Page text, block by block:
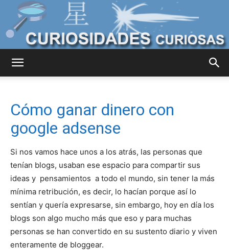
Curiosas
del
Mundo
Cómo ganar dinero con
google adsense
Si nos vamos hace unos a los atrás, las personas que
tenían blogs, usaban ese espacio para compartir sus
ideas y pensamientos a todo el mundo, sin tener la más
mínima retribución, es decir, lo hacían porque así lo
sentían y quería expresarse, sin embargo, hoy en día los
blogs son algo mucho más que eso y para muchas
personas se han convertido en su sustento diario y viven
enteramente de bloggear.